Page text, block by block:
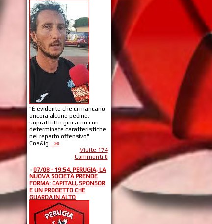
"È evidente che ci mancano
ancora alcune pedine,
soprattutto giocatori con
determinate caratteristiche
nel reparto offensivo".
Cos&ig
...»»
Visite 174
Commenti 0
»07/08 - 19:54. PERUGIA, LA
NUOVA SOCIETÀ PRENDE
FORMA: CAPITALI, SPONSOR
E UN PROGETTO CHE
GUARDA IN ALTO